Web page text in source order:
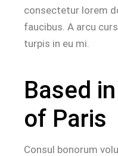
consectetur lorem
faucibus. A arcu
turpis in eu mi.
Based
of Paris
Consul bonorum